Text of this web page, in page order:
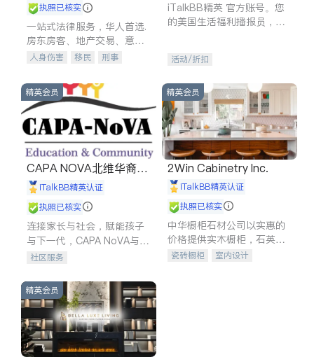
执照已核实
一站式法律服务，华人首选.
房东房客、地产交易、意外
伤害、车祸重伤、商业诉
建筑合同、刑事案件全包办
人身伤害 移民
刑事
信托/遗嘱
商业
索赔
律师-其它 保释
iTalkBB精英 官方账号。您
的美国生活福利播报员，精
专属福利。
活动/折扣
精英会员
CAPA NOVA北维华裔家
长会iTalkBB精英认证
执照已核实
连接家长与社会，赋能孩子
与下一代，CAPA NoVA与您
携手建设包容、公平、充满
社区服务
精英会员
2Win Cabinetry Inc.
iTalkBB精英认证
执照已核实
中华橱柜石材公司以实惠的
价格提供实木橱柜，石英石
台面，多种优质不锈钢水
瓷砖橱柜
室内设计
精英会员